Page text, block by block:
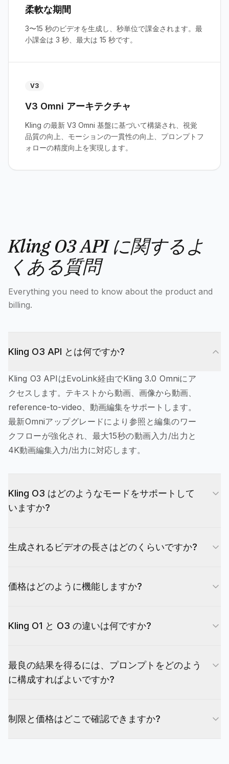
柔軟な期間
3〜15 秒のビデオを生成し、秒単位で課金されます。最
小課金は 3 秒、最大は 15 秒です。
V3
V3 Omni アーキテクチャ
Kling の最新 V3 Omni 基盤に基づいて構築され、視覚
品質の向上、モーションの一貫性の向上、プロンプトフ
ォローの精度向上を実現します。
Kling O3 API に関するよ
くある質問
Everything you need to know about the product and
billing.
Kling O3 API とは何ですか?
Kling O3 APIはEvoLink経由でKling 3.0 Omniにア
クセスします。テキストから動画、画像から動画、
reference-to-video、動画編集をサポートします。
最新Omniアップグレードにより参照と編集のワー
クフローが強化され、最大15秒の動画入力/出力と
4K動画編集入力/出力に対応します。
Kling O3 はどのようなモードをサポートして
いますか?
トから生成するテキストからビデオ、画像をアニメ
既存のフッテージを変換するビデオ編集です。各モ
います。
生成されるビデオの長さはどのくらいですか?
ます。課金はこの範囲内で秒単位です。3 秒未満の
ンテンツに適しています。
価格はどのように機能しますか?
別係数を掛けて計算されます。Text-to-Video と
= 1.334x、1080p・音声オフ = 1.334x、1080p・
音声オン = 1.667x、4K = 5.0x（4Kでは音声追加
Video と Video Editing の基本レートは 8.1 クレジ
ット/秒で、1080p は 720p の 1.334x、音声は常
Kling O1 と O3 の違いは何ですか?
いて構築され、新しいモードとしてテキストからビ
デオを追加しています。また、スタイルガイド生成
3〜15 秒です。O3 は、品質と一貫性が向上した最
最良の結果を得るには、プロンプトをどのよう
に構成すればよいですか?
を簡単な言葉で説明します。画像からビデオの場合
制限と価格はどこで確認できますか?